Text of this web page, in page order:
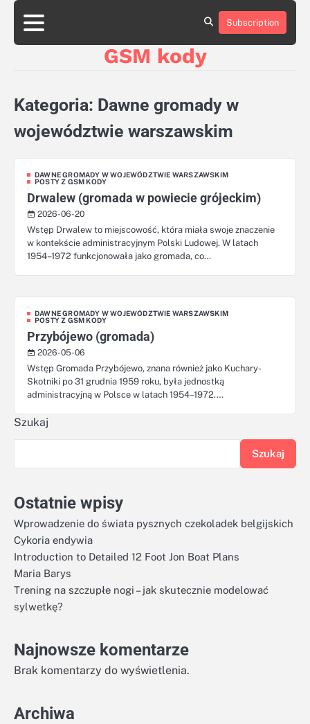
Skip
content
aluminumboatplans.com
dobra-
plywoodboatplans.com
ujednoznaczniające
aluminumboatplans.com
dobra-
plywoodboatplans.com
Strony
ujednoznaczniające
Kontakt
Kontakt
Subscription
GSM kody
Kategoria: Dawne gromady w
województwie warszawskim
DAWNE GROMADY W WOJEWÓDZTWIE WARSZAWSKIM
POSTY Z GSM KODY
Drwalew (gromada w powiecie grójeckim)
2026-06-20
Wstęp Drwalew to miejscowość, która miała swoje znaczenie
w kontekście administracyjnym Polski Ludowej. W latach
1954–1972 funkcjonowała jako gromada, co…
DAWNE GROMADY W WOJEWÓDZTWIE WARSZAWSKIM
POSTY Z GSM KODY
Przybójewo (gromada)
2026-05-06
Wstęp Gromada Przybójewo, znana również jako Kuchary-
Skotniki po 31 grudnia 1959 roku, była jednostką
administracyjną w Polsce w latach 1954–1972.…
Szukaj
Szukaj
Ostatnie wpisy
Wprowadzenie do świata pysznych czekoladek belgijskich
Cykoria endywia
Introduction to Detailed 12 Foot Jon Boat Plans
Maria Barys
Trening na szczupłe nogi – jak skutecznie modelować
sylwetkę?
Najnowsze komentarze
Brak komentarzy do wyświetlenia.
Archiwa